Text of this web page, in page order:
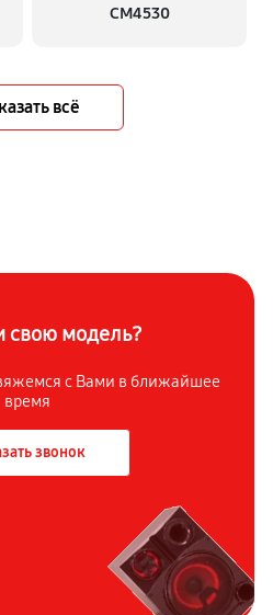
CM4530
всё
свою модель?
с Вами в ближайшее
время
звонок